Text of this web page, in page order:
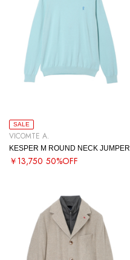
SALE
VICOMTE A.
KESPER M ROUND NECK JUMPER
￥13,750 50%OFF